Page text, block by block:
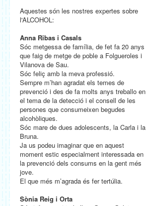
Aquestes són les nostres expertes sobre
l'ALCOHOL:
Anna Ribas i Casals
Sóc metgessa de família, de fet fa 20 anys
que faig de metge de poble a Folgueroles i
Vilanova de Sau.
Sóc feliç amb la meva professió.
Sempre m’han agradat els temes de
prevenció i des de fa molts anys treballo en
el tema de la detecció i el consell de les
persones que consumeixen begudes
alcohòliques.
Sóc mare de dues adolescents, la Carla i la
Bruna.
Ja us podeu imaginar que en aquest
moment estic especialment interessada en
la prevenció dels consums en la gent més
jove.
El que més m’agrada és fer tertúlia.
Sònia Reig i Orta